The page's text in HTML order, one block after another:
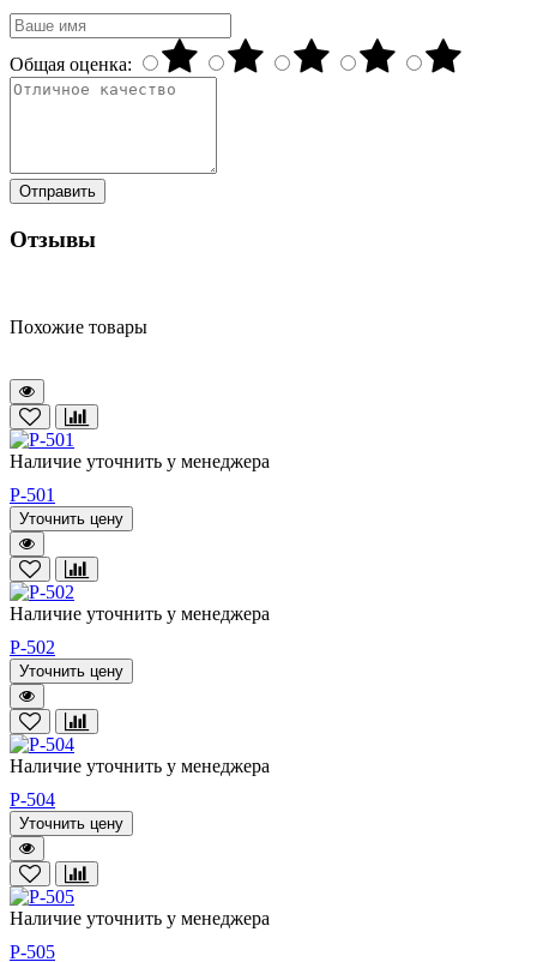
Общая оценка:
Отправить
Отзывы
Похожие товары
Наличие уточнить у менеджера
P-501
Уточнить цену
Наличие уточнить у менеджера
P-502
Уточнить цену
Наличие уточнить у менеджера
P-504
Уточнить цену
Наличие уточнить у менеджера
P-505